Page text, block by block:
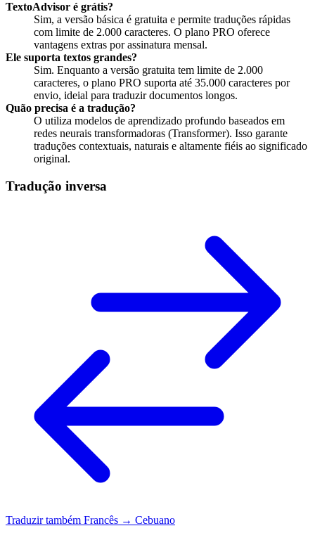
TextoAdvisor é grátis?
Sim, a versão básica é gratuita e permite traduções rápidas
com limite de 2.000 caracteres. O plano PRO oferece
vantagens extras por assinatura mensal.
Ele suporta textos grandes?
Sim. Enquanto a versão gratuita tem limite de 2.000
caracteres, o plano PRO suporta até 35.000 caracteres por
envio, ideial para traduzir documentos longos.
Quão precisa é a tradução?
O utiliza modelos de aprendizado profundo baseados em
redes neurais transformadoras (Transformer). Isso garante
traduções contextuais, naturais e altamente fiéis ao significado
original.
Tradução inversa
Traduzir também Francês → Cebuano